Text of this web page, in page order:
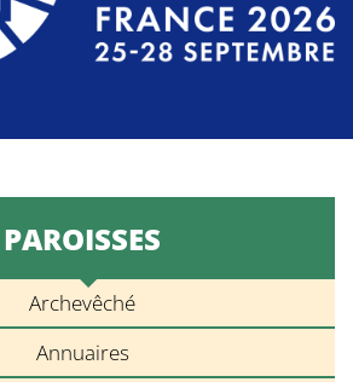
PAROISSES
Archevêché
Annuaires